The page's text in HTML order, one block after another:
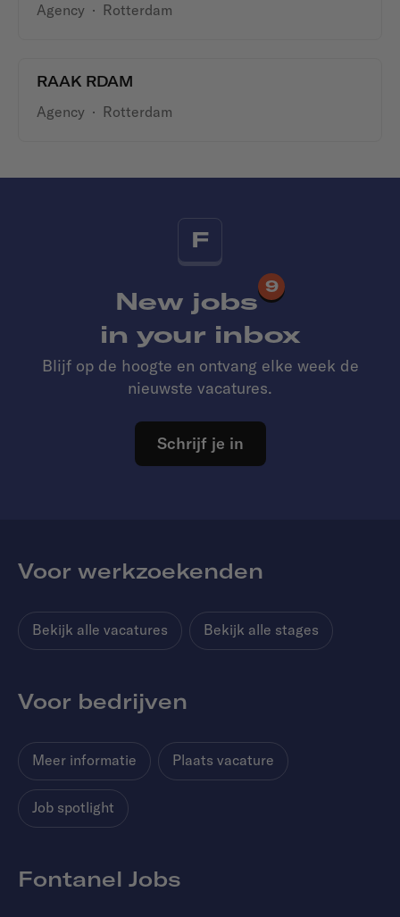
Agency · Rotterdam
RAAK RDAM
Agency · Rotterdam
F
New jobs
9
in your inbox
Blijf op de hoogte en ontvang elke week de
nieuwste vacatures.
Schrijf je in
Voor werkzoekenden
Bekijk alle vacatures Bekijk alle stages
Voor bedrijven
Meer informatie Plaats vacature
Job spotlight
Fontanel Jobs